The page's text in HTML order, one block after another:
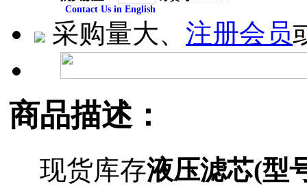
Contact Us in English
采购量大、 注册会员
商品描述：
现货库存液压滤芯(型